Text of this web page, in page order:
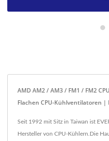
AMD AM2 / AM3 / FM1 / FM2
Flachen CPU-Kühlventilatoren |
Seit 1992 mit Sitz in Taiwan ist
Hersteller von CPU-Kühlern.Die